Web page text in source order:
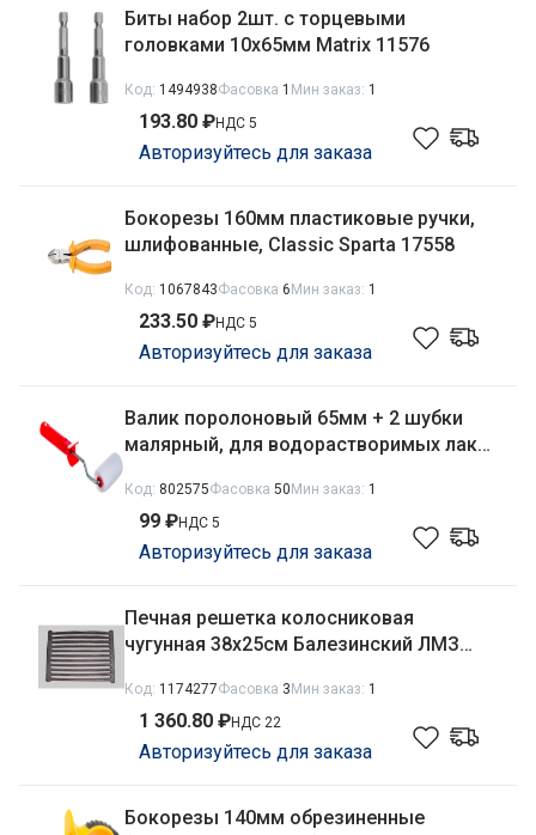
Биты набор 2шт. с торцевыми
головками 10x65мм Matrix 11576
Код: 1494938Фасовка 1 Мин заказ: 1
193.80 ₽НДС 5
Авторизуйтесь для заказа
Бокорезы 160мм пластиковые ручки,
шлифованные, Classic Sparta 17558
Код: 1067843Фасовка 6Мин заказ: 1
233.50 ₽НДС 5
Авторизуйтесь для заказа
Валик поролоновый 65мм + 2 шубки
малярный, для водорастворимых лако-
Код: 802575Фасовка 50Мин заказ: 1
99 ₽НДС 5
Авторизуйтесь для заказа
Печная решетка колосниковая
чугунная 38х25см Балезинский ЛМЗ
Код: 1174277Фасовка 3Мин заказ: 1
1 360.80 ₽НДС 22
Авторизуйтесь для заказа
Бокорезы 140мм обрезиненные